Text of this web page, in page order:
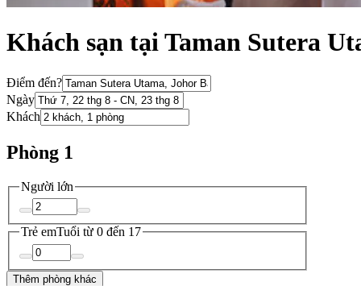
Khách sạn tại Taman Sutera
Điểm đến?
Ngày
Khách
Phòng 1
Người lớn
Trẻ emTuổi từ 0 đến 17
Thêm phòng khác